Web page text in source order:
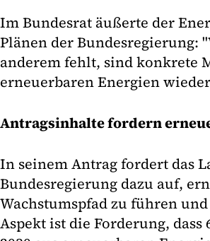
Im Bundesrat äußerte der
Plänen der Bundesregierung:
anderem fehlt, sind konkrete
erneuerbaren Energien
Antragsinhalte fordern
In seinem Antrag fordert das
Bundesregierung dazu auf,
Wachstumspfad zu führen
Aspekt ist die Forderung,